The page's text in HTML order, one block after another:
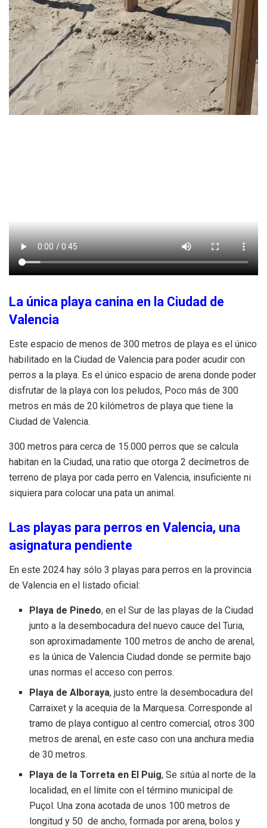
La única playa canina en la Ciudad de
Valencia
Este espacio de menos de 300 metros de playa es el único
habilitado en la Ciudad de Valencia para poder acudir con
perros a la playa. Es el único espacio de arena donde poder
disfrutar de la playa con los peludos, Poco más de 300
metros en más de 20 kilómetros de playa que tiene la
Ciudad de Valencia.
300 metros para cerca de 15.000 perros que se calcula
habitan en la Ciudad, una ratio que otorga 2 decímetros de
terreno de playa por cada perro en Valencia, insuficiente ni
siquiera para colocar una pata un animal.
Las playas para perros en Valencia, una
asignatura pendiente
En este 2024 hay sólo 3 playas para perros en la provincia
de Valencia en el listado oficial:
Playa de Pinedo, en el Sur de las playas de la Ciudad
junto a la desembocadura del nuevo cauce del Turia,
son aproximadamente 100 metros de ancho de arenal,
es la única de Valencia Ciudad donde se permite bajo
unas normas el acceso con perros.
Playa de Alboraya, justo entre la desembocadura del
Carraixet y la acequia de la Marquesa. Corresponde al
tramo de playa contiguo al centro comercial, otros 300
metros de arenal, en este caso con una anchura media
de 30 metros.
Playa de la Torreta en El Puig, Se sitúa al norte de la
localidad, en el límite con el término municipal de
Puçol. Una zona acotada de unos 100 metros de
longitud y 50 de ancho, formada por arena, bolos y